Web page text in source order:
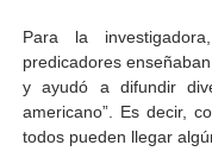
Para la
predicadores
y ayudó a difundir
americano”. Es decir,
todos pueden llegar